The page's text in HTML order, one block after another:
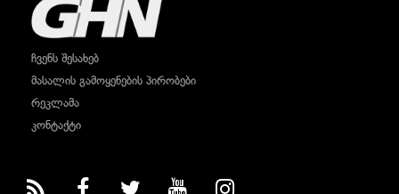
ჩვენს შესახებ
მასალის გამოყენების პირობები
რეკლამა
კონტაქტი